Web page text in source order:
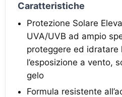
Caratteristiche
Protezione Solare
UVA/UVB ad ampio
proteggere ed idratare
l’esposizione a vento,
gelo
Formula resistente